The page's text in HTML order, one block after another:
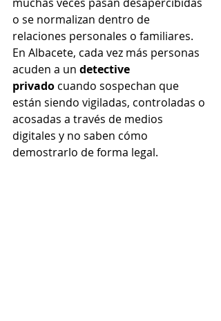
o se normalizan dentro de
relaciones personales o familiares.
En Albacete, cada vez más personas
acuden a un detective
privado cuando sospechan que
están siendo vigiladas, controladas o
acosadas a través de medios
digitales y no saben cómo
demostrarlo de forma legal.